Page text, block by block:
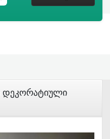
Დეკორატიული